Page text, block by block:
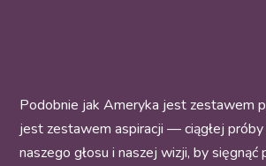
Podobnie jak Ameryka jest zestawem
jest zestawem aspiracji — ciągłej próby
naszego głosu i naszej wizji, by sięgnąć